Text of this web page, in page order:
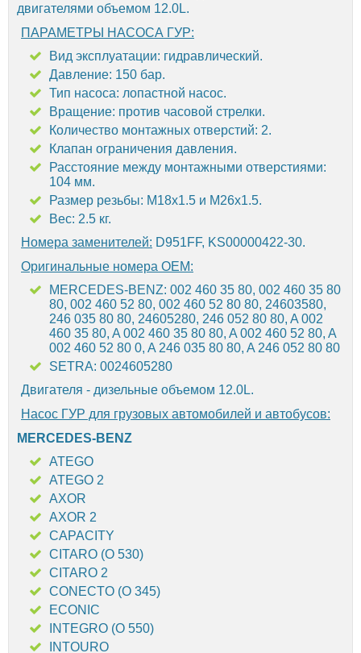
двигателями объемом 12.0L.
ПАРАМЕТРЫ НАСОСА ГУР:
Вид эксплуатации: гидравлический.
Давление: 150 бар.
Тип насоса: лопастной насос.
Вращение: против часовой стрелки.
Количество монтажных отверстий: 2.
Клапан ограничения давления.
Расстояние между монтажными отверстиями:
104 мм.
Размер резьбы: М18х1.5 и М26х1.5.
Вес: 2.5 кг.
Номера заменителей: D951FF, KS00000422-30.
Оригинальные номера OEM:
MERCEDES-BENZ: 002 460 35 80, 002 460 35 80
80, 002 460 52 80, 002 460 52 80 80, 24603580,
246 035 80 80, 24605280, 246 052 80 80, A 002
460 35 80, A 002 460 35 80 80, A 002 460 52 80, A
002 460 52 80 0, A 246 035 80 80, A 246 052 80 80
SETRA: 0024605280
Двигателя - дизельные объемом 12.0L.
Насос ГУР для грузовых автомобилей и автобусов:
MERCEDES-BENZ
ATEGO
ATEGO 2
AXOR
AXOR 2
CAPACITY
CITARO (O 530)
CITARO 2
CONECTO (O 345)
ECONIC
INTEGRO (O 550)
INTOURO